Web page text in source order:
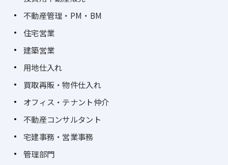
不動産管理・PM・BM
住宅営業
建築営業
用地仕入れ
買取再販・物件仕入れ
オフィス・テナント仲介
不動産コンサルタント
宅建事務・営業事務
管理部門